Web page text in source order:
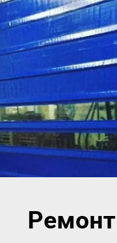
Ремонт